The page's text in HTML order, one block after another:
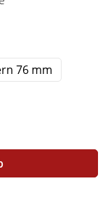
76 mm